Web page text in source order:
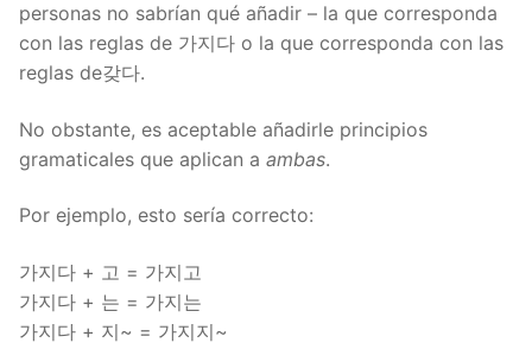
personas no sabrían qué añadir – la que corresponda
con las reglas de 가지다 o la que corresponda con las
reglas de갖다.
No obstante, es aceptable añadirle principios
gramaticales que aplican a ambas.
Por ejemplo, esto sería correcto:
가지다 + 고 = 가지고
가지다 + 는 = 가지는
가지다 + 지~ = 가지지~